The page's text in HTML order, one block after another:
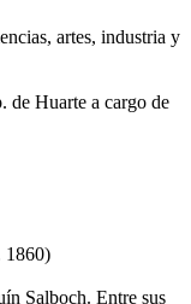
artes, industria y
de Huarte a cargo de
1860)
Salboch. Entre sus